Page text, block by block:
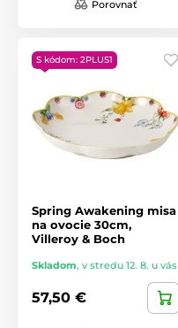
Porovnať
S kódom: 2PLUS1
Spring Awakening misa
na ovocie 30cm,
Villeroy & Boch
Skladom, v stredu 12. 8. u vás
57,50 €